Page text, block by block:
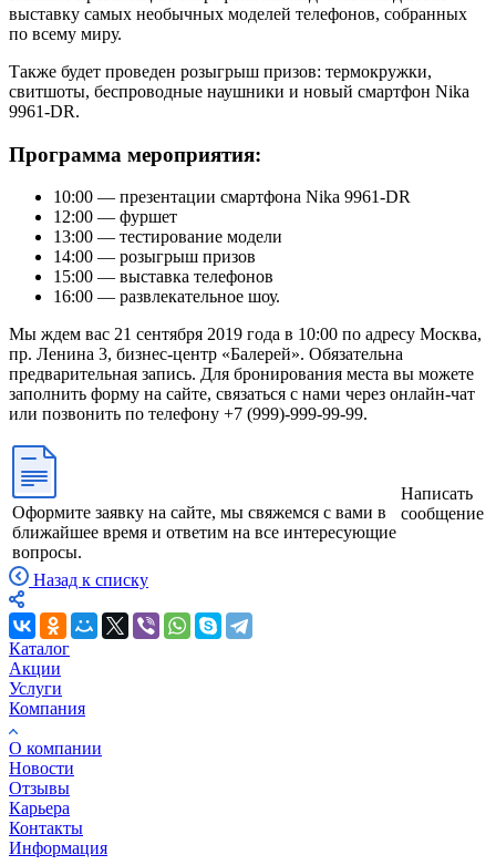
выставку самых необычных моделей телефонов, собранных
по всему миру.
Также будет проведен розыгрыш призов: термокружки,
свитшоты, беспроводные наушники и новый смартфон Nika
9961-DR.
Программа мероприятия:
10:00 — презентации смартфона Nika 9961-DR
12:00 — фуршет
13:00 — тестирование модели
14:00 — розыгрыш призов
15:00 — выставка телефонов
16:00 — развлекательное шоу.
Мы ждем вас 21 сентября 2019 года в 10:00 по адресу Москва,
пр. Ленина 3, бизнес-центр «Балерей». Обязательна
предварительная запись. Для бронирования места вы можете
заполнить форму на сайте, связаться с нами через онлайн-чат
или позвонить по телефону +7 (999)-999-99-99.
Оформите заявку на сайте, мы свяжемся с вами в
ближайшее время и ответим на все интересующие
вопросы.
Написать
сообщение
Назад к списку
Каталог
Акции
Услуги
Компания
О компании
Новости
Отзывы
Карьера
Контакты
Информация